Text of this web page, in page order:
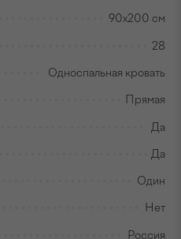
90х200 см
28
Односпальная кровать
Прямая
Да
Да
Один
Нет
Россия